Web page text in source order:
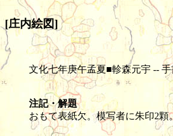
[庄内絵図]
文化七年庚午孟夏■軫森元宇 -- 手
注記・解題
おもて表紙欠。模写者に朱印2顆